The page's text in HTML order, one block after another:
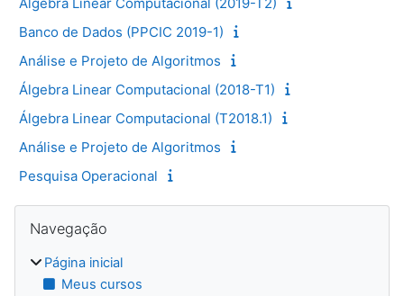
Banco de Dados (PPCIC 2019-1)
Análise e Projeto de Algoritmos
Álgebra Linear Computacional (2018-T1)
Álgebra Linear Computacional (T2018.1)
Análise e Projeto de Algoritmos
Pesquisa Operacional
Blocos
Navegação
Página inicial
Meus cursos